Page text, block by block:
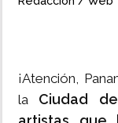
¡Atención,
la Ciudad